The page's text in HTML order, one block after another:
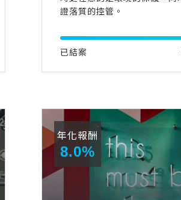
證落質的控管。
已結案
年化報酬
8.0%